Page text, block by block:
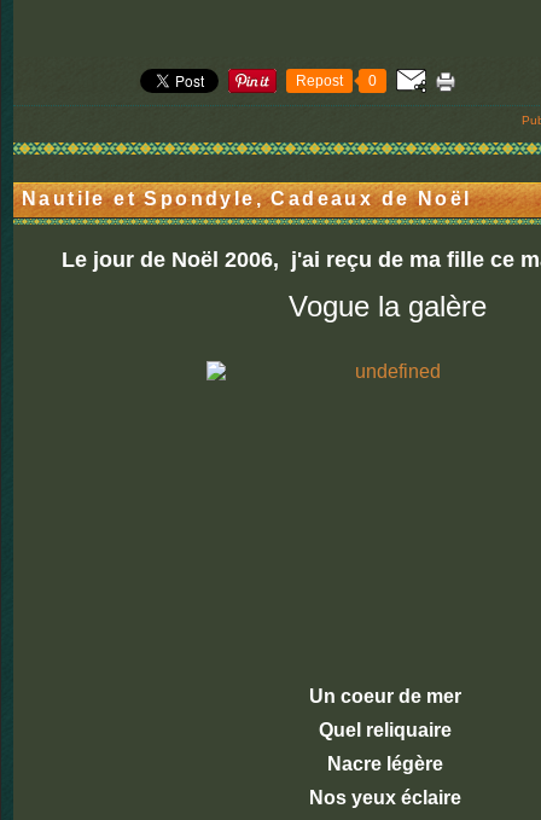
Repost 0
Nautile et Spondyle, Cadeaux de Noël
Le jour de Noël 2006, j'ai reçu de ma fille ce
Vogue la galère
Un coeur de mer
Quel reliquaire
Nacre légère
Nos yeux éclaire